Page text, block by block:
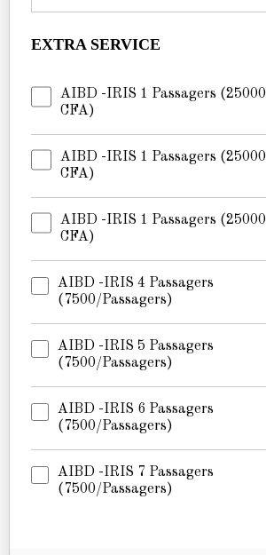
EXTRA SERVICE
AIBD -IRIS 1 Passagers (25000
CFA)
AIBD -IRIS 1 Passagers (25000
CFA)
AIBD -IRIS 1 Passagers (25000
CFA)
AIBD -IRIS 4 Passagers
(7500/passagers)
AIBD -IRIS 5 Passagers
(7500/passagers)
AIBD -IRIS 6 Passagers
(7500/passagers)
AIBD -IRIS 7 Passagers
(7500/passagers)